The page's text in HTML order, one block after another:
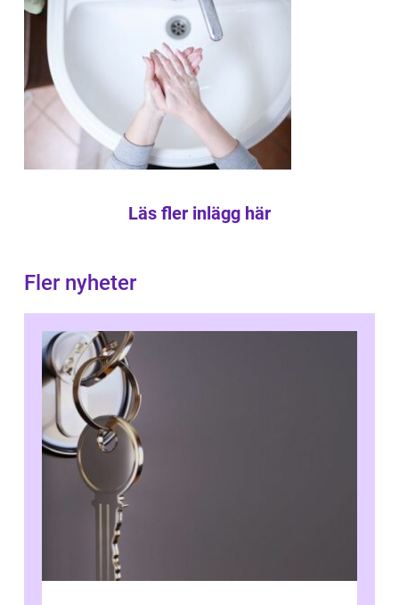
Läs fler inlägg här
Fler nyheter